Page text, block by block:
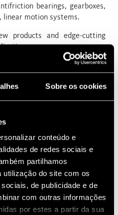
Sobre os cookies
conteúdo e
de redes sociais e
partilhamos
utilização do site com os
de publicidade e de
com outras informações
por estes a partir da sua
bearings, gearboxes,
linear motion systems.
products and edge-cutting
boletim de notícias